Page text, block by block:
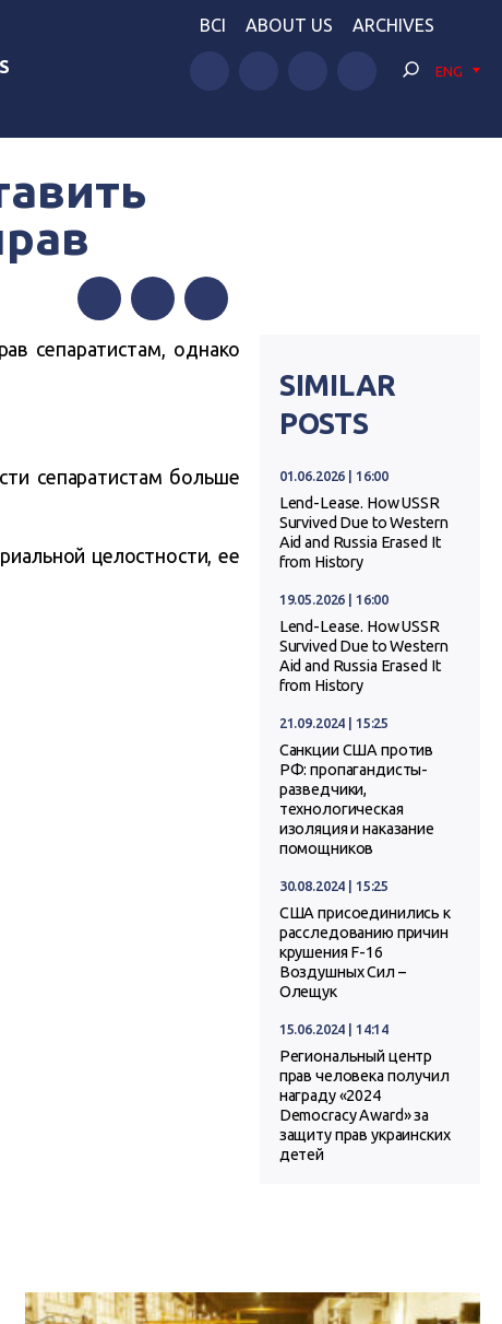
BCI ABOUT US ARCHIVES
ENG
FacebookTwitter Telegram
сепаратистам, однако
сепаратистам больше
целостности, ее
SIMILAR
POSTS
01.06.2026 | 16:00
Lend-Lease. How USSR
Survived Due to Western
Aid and Russia Erased It
from History
19.05.2026 | 16:00
Lend-Lease. How USSR
Survived Due to Western
Aid and Russia Erased It
from History
21.09.2024 | 15:25
Санкции США против
РФ: пропагандисты-
разведчики,
технологическая
изоляция и наказание
помощников
30.08.2024 | 15:25
США присоединились к
расследованию причин
крушения F-16
Воздушных Сил –
Олещук
15.06.2024 | 14:14
Региональный центр
прав человека получил
награду «2024
Democracy Award» за
защиту прав украинских
детей